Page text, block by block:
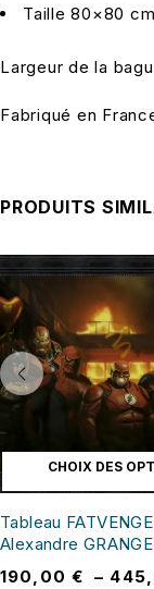
Taille 80×80
Largeur de la
Fabriqué en
PRODUITS
CHOIX DES
Tableau
Alexandre
190,00 € –